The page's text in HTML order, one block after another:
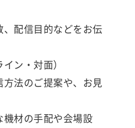
、配信目的などをお伝
ン・対面）
法のご提案や、お見
材の手配や会場設